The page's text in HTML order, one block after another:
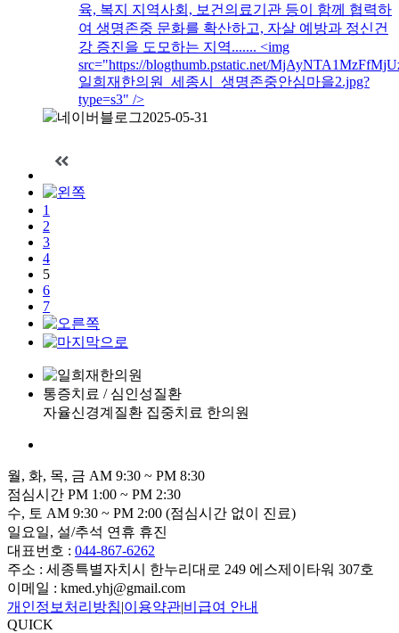
육, 복지 지역사회, 보건의료기관 등이 함께 협력하
여 생명존중 문화를 확산하고, 자살 예방과 정신건
강 증진을 도모하는 지역....... <img
src="https://blogthumb.pstatic.net/
일희재한의원_세종시_생명존중안심마을2.jpg?
type=s3" />
네이버블로그2025-05-31
1
2
3
4
5
6
7
통증치료 / 심인성질환
자율신경계질환 집중치료 한의원
월, 화, 목, 금 AM 9:30 ~ PM 8:30
점심시간 PM 1:00 ~ PM 2:30
수, 토 AM 9:30 ~ PM 2:00 (점심시간 없이 진료)
일요일, 설/추석 연휴 휴진
대표번호 : 044-867-6262
주소 : 세종특별자치시 한누리대로 249 에스제이타워 307호
이메일 : kmed.yhj@gmail.com
개인정보처리방침|이용약관|비급여 안내
QUICK